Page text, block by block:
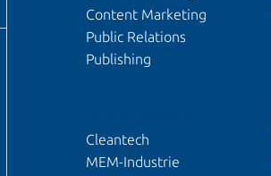
Content Marketing
Public Relations
Publishing
Cleantech
MEM-Industrie